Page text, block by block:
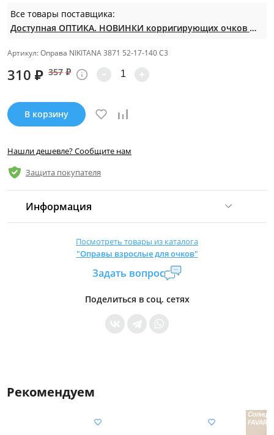
Все товары поставщика:
Доступная ОПТИКА. НОВИНКИ корригирующих очков по СУПЕР ценам. Таких нет на МП.
Артикул: Оправа NIKITANA 3871 52-17-140 C3
310 ₽ 357 ₽
В корзину
Нашли дешевле? Сообщите нам
Защита покупателя
Информация
Страна производитель:Китай
Уровень доступа:0
* Общие условия читайте в правилах сайта
Посмотреть товары из каталога
"Оправы взрослые для очков"
Задать вопрос
Поделиться в соц. сетях
Рекомендуем